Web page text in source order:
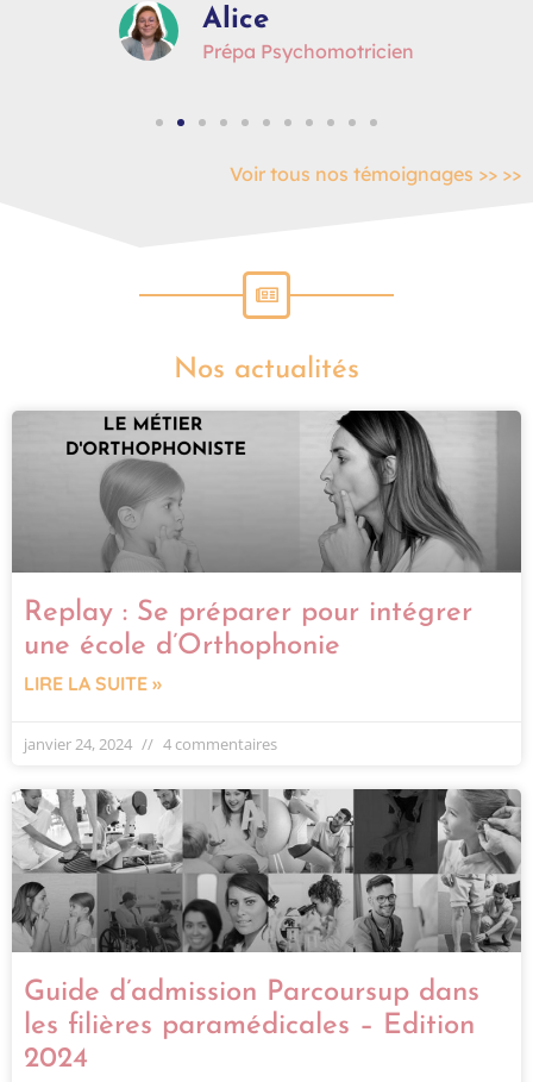
Alice
Prépa Psychomotricien
Voir tous nos témoignages >> >>
Nos actualités
Replay : Se préparer pour intégrer
une école d’Orthophonie
LIRE LA SUITE »
janvier 24, 2024 4 commentaires
Guide d’admission Parcoursup dans
les filières paramédicales – Edition
2024